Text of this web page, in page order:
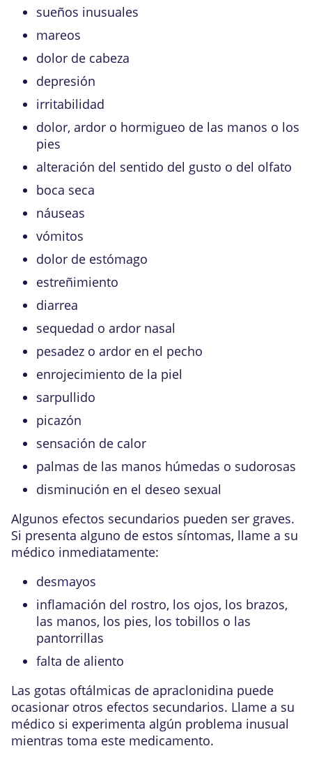
sueños inusuales
mareos
dolor de cabeza
depresión
irritabilidad
dolor, ardor o hormigueo de las manos o los
pies
alteración del sentido del gusto o del olfato
boca seca
náuseas
vómitos
dolor de estómago
estreñimiento
diarrea
sequedad o ardor nasal
pesadez o ardor en el pecho
enrojecimiento de la piel
sarpullido
picazón
sensación de calor
palmas de las manos húmedas o sudorosas
disminución en el deseo sexual
Algunos efectos secundarios pueden ser graves.
Si presenta alguno de estos síntomas, llame a su
médico inmediatamente:
desmayos
inflamación del rostro, los ojos, los brazos,
las manos, los pies, los tobillos o las
pantorrillas
falta de aliento
Las gotas oftálmicas de apraclonidina puede
ocasionar otros efectos secundarios. Llame a su
médico si experimenta algún problema inusual
mientras toma este medicamento.